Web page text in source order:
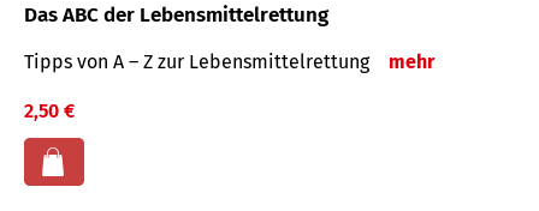
Das ABC der Lebensmittelrettung
Tipps von A – Z zur Lebensmittelrettung mehr
2,50 €